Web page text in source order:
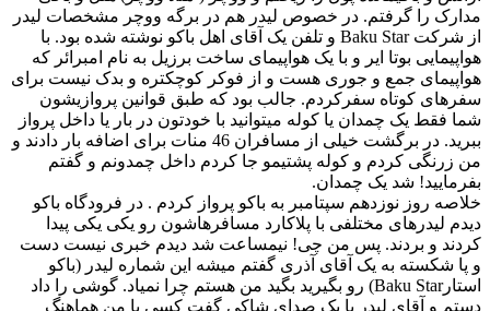
مدارک را گرفتم. در خصوص لیدر هم در برگه ووچر مشخصات لیدر
از شرکت Baku Star و تلفن یک آقای اهل باکو نوشته شده بود. با
هواپیمایی بوتا ایر و با یک هواپیمای ساخت برزیل به نام امبرائر که
هواپیمای جمع و جوری هست و از فوکر کوچکتره و بدک نیست برای
سفرهای کوتاه سفرکردم. جالب بود که طبق قوانین پروازیشون
شما فقط یک چمدان یا کوله میتوانید با خودتون در بار یا داخل پرواز
ببرید. در برگشت خیلی از مسافران 46 منات برای اضافه بار دادند و
من زرنگی کردم و کوله پشتیمو جا کردم داخل چمدونم و گفتم
بفرمایید! شد یک چمدان.
خلاصه روز نوزدهم سپتامبر به باکو پرواز کردم . در فرودگاه باکو
دیدم لیدرهای مختلفی با پلاکارد مسافرهاشون رو یکی یکی پیدا
کردند و بردند. پس من چی! نیمساعت شد دیدم خبری نیست دست
و پا شکسته به یک آقای آذری گفتم میشه این شماره لیدر (باکو
استارBaku Star) رو بگیرید بگید من هستم چرا نمیاد. گوشی را داد
دستم و آقای لیدر با یک صدای شاکی گفت کسی با من هماهنگ